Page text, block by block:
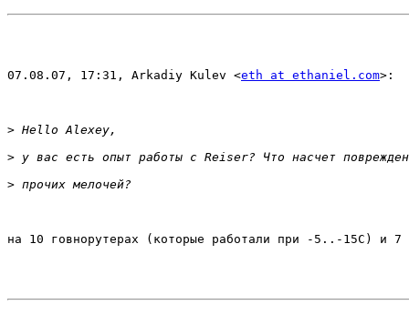
07.08.07, 17:31, Arkadiy Kulev <eth at ethaniel.com>:
>
>
>
на 10 говнорутерах (которые работали при -5..-15С) и